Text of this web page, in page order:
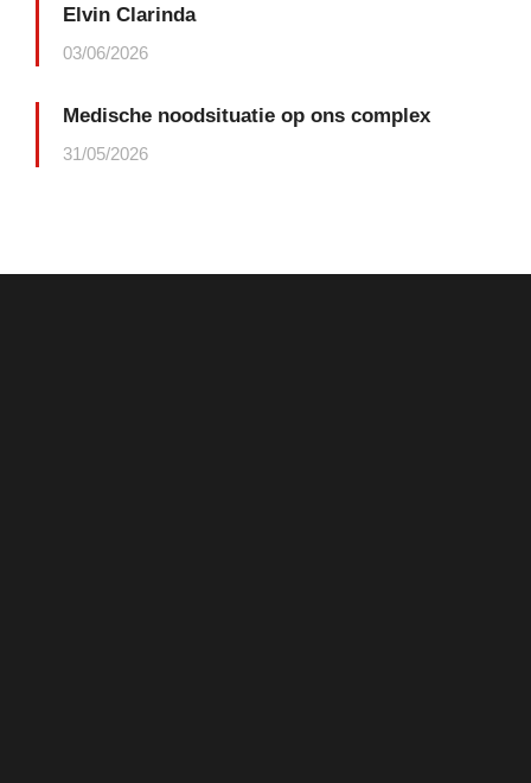
Elvin Clarinda
03/06/2026
Medische noodsituatie op ons complex
31/05/2026